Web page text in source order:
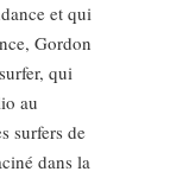
et qui
Gordon
qui
au
surfers de
dans la